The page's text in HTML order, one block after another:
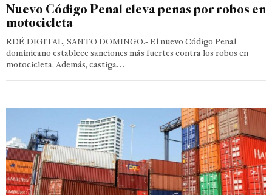
Nuevo Código Penal eleva penas por robos en
motocicleta
RDÉ DIGITAL, SANTO DOMINGO.- El nuevo Código Penal
dominicano establece sanciones más fuertes contra los robos en
motocicleta. Además, castiga…